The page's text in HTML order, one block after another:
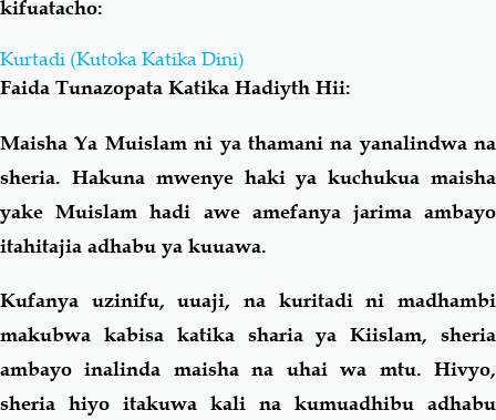
kifuatacho:
Kurtadi (Kutoka Katika Dini)
Faida Tunazopata Katika Hadiyth Hii:
Maisha Ya Muislam ni ya thamani na yanalindwa na
sheria. Hakuna mwenye haki ya kuchukua maisha
yake Muislam hadi awe amefanya jarima ambayo
itahitajia adhabu ya kuuawa.
Kufanya uzinifu, uuaji, na kuritadi ni madhambi
makubwa kabisa katika sharia ya Kiislam, sheria
ambayo inalinda maisha na uhai wa mtu. Hivyo,
sheria hiyo itakuwa kali na kumuadhibu adhabu